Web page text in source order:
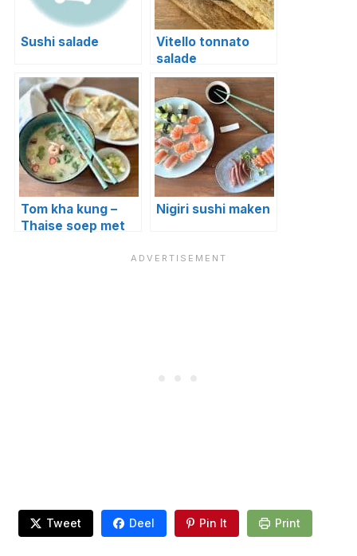
Sushi salade
Vitello tonnato
salade
Tom kha kung –
Thaise soep met
Nigiri sushi maken
Tweet Deel Pin It Print